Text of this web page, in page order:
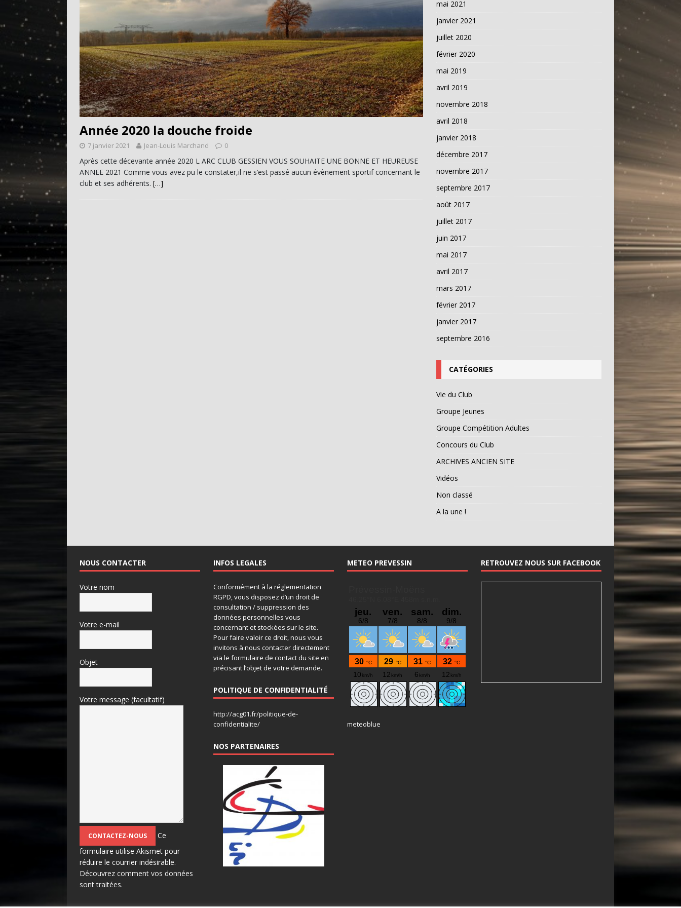
Année 2020 la douche froide
7 janvier 2021 Jean-Louis Marchand 0
Après cette décevante année 2020 L ARC CLUB GESSIEN VOUS SOUHAITE UNE BONNE ET HEUREUSE
ANNEE 2021 Comme vous avez pu le constater,il ne s’est passé aucun évènement sportif concernant le
club et ses adhérents. […]
mai 2021
janvier 2021
juillet 2020
février 2020
mai 2019
avril 2019
novembre 2018
avril 2018
janvier 2018
décembre 2017
novembre 2017
septembre 2017
août 2017
juillet 2017
juin 2017
mai 2017
avril 2017
mars 2017
février 2017
janvier 2017
septembre 2016
CATÉGORIES
Vie du Club
Groupe Jeunes
Groupe Compétition Adultes
Concours du Club
ARCHIVES ANCIEN SITE
Vidéos
Non classé
A la une !
NOUS CONTACTER
Votre nom
Votre e-mail
Objet
Votre message (facultatif)
Ce
formulaire utilise Akismet pour
réduire le courrier indésirable.
Découvrez comment vos données
sont traitées.
INFOS LEGALES
Conformément à la réglementation
RGPD, vous disposez d’un droit de
consultation / suppression des
données personnelles vous
concernant et stockées sur le site.
Pour faire valoir ce droit, nous vous
invitons à nous contacter directement
via le formulaire de contact du site en
précisant l’objet de votre demande.
POLITIQUE DE CONFIDENTIALITÉ
http://acg01.fr/politique-de-
confidentialite/
NOS PARTENAIRES
METEO PREVESSIN
meteoblue
RETROUVEZ NOUS SUR FACEBOOK